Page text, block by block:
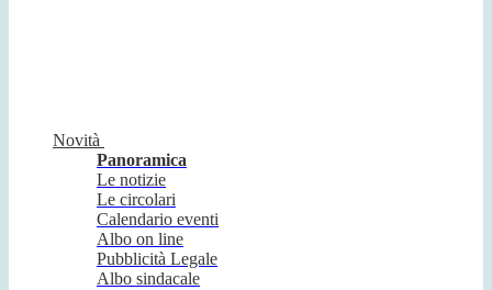
Novità
Panoramica
Le notizie
Le circolari
Calendario eventi
Albo on line
Pubblicità Legale
Albo sindacale